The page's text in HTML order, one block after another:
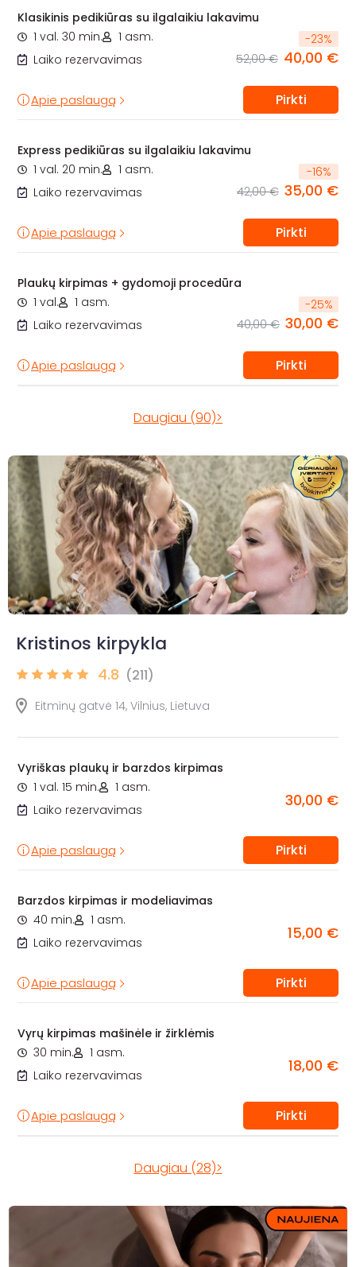
Klasikinis pedikiūras su ilgalaikiu lakavimu
1 val. 30 min.
1 asm.
Laiko rezervavimas
-23%
52,00 € 40,00 €
Apie paslaugą Pirkti
Express pedikiūras su ilgalaikiu lakavimu
1 val. 20 min.
1 asm.
Laiko rezervavimas
-16%
42,00 € 35,00 €
Apie paslaugą Pirkti
Plaukų kirpimas + gydomoji procedūra
1 val.
1 asm.
Laiko rezervavimas
-25%
40,00 € 30,00 €
Apie paslaugą Pirkti
Daugiau (90)>
Kristinos kirpykla
4.8 (211)
Eitminų gatvė 14, Vilnius, Lietuva
Vyriškas plaukų ir barzdos kirpimas
1 val. 15 min.
1 asm.
Laiko rezervavimas
30,00 €
Apie paslaugą Pirkti
Barzdos kirpimas ir modeliavimas
40 min.
1 asm.
Laiko rezervavimas
15,00 €
Apie paslaugą Pirkti
Vyrų kirpimas mašinėle ir žirklėmis
30 min.
1 asm.
Laiko rezervavimas
18,00 €
Apie paslaugą Pirkti
Daugiau (28)>